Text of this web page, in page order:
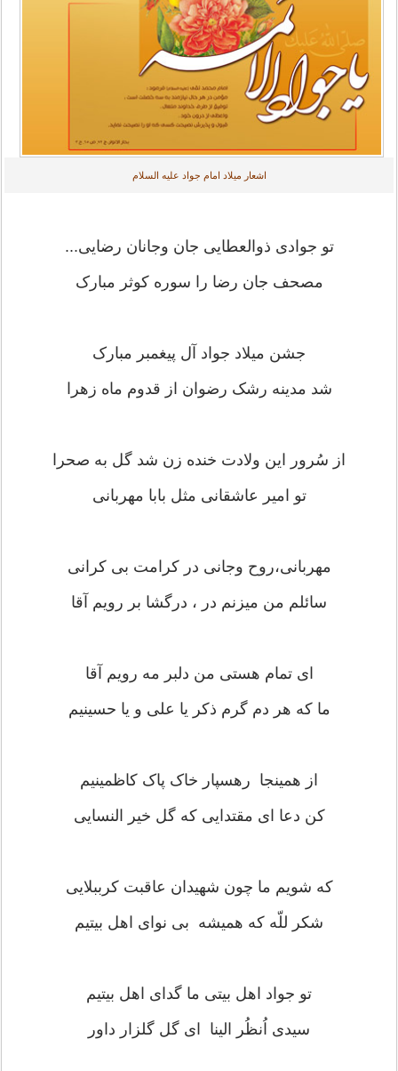
اشعار میلاد امام جواد علیه السلام
تو جوادی ذوالعطایی جان وجانان رضایی...
مصحف جان رضا را سوره کوثر مبارک
جشن میلاد جواد آل پیغمبر مبارک
شد مدینه رشک رضوان از قدوم ماه زهرا
از سُرور این ولادت خنده زن شد گل به صحرا
تو امیر عاشقانی مثل بابا مهربانی
مهربانی،روح وجانی در کرامت بی کرانی
سائلم من میزنم در ، درگشا بر رویم آقا
ای تمام هستی من دلبر مه رویم آقا
ما که هر دم گرم ذکر یا علی و یا حسینیم
از همینجا رهسپار خاک پاک کاظمینیم
کن دعا ای مقتدایی که گل خیر النسایی
که شویم ما چون شهیدان عاقبت کرببلایی
شکر للّه که همیشه بی نوای اهل بیتیم
تو جواد اهل بیتی ما گدای اهل بیتیم
سیدی اُنظُر الینا ای گل گلزار داور